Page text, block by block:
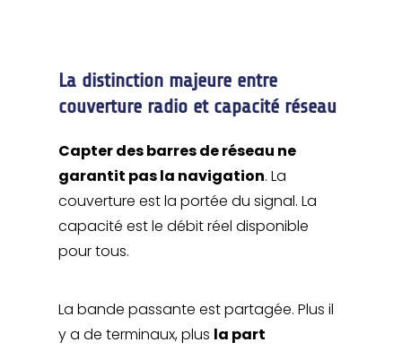
La distinction majeure entre
couverture radio et capacité réseau
Capter des barres de réseau ne
garantit pas la navigation. La
couverture est la portée du signal. La
capacité est le débit réel disponible
pour tous.
La bande passante est partagée. Plus il
y a de terminaux, plus la part